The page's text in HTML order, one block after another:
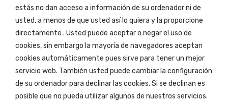
estás no dan acceso a información de su ordenador ni de
usted, a menos de que usted así lo quiera y la proporcione
directamente . Usted puede aceptar o negar el uso de
cookies, sin embargo la mayoría de navegadores aceptan
cookies automáticamente pues sirve para tener un mejor
servicio web. También usted puede cambiar la configuración
de su ordenador para declinar las cookies. Si se declinan es
posible que no pueda utilizar algunos de nuestros servicios.